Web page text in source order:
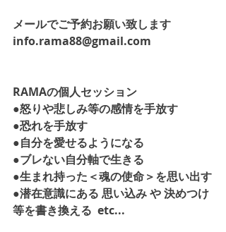
メールでご予約お願い致します
info.rama88@gmail.com
RAMAの個人セッション
●怒りや悲しみ等の感情を手放す
●恐れを手放す
●自分を愛せるようになる
●ブレない自分軸で生きる
●生まれ持った＜魂の使命＞を思い出す
●潜在意識にある 思い込み や 決めつけ
等を書き換える  etc...